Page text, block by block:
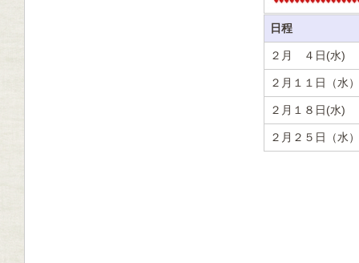
日程
２月 ４日(水)
２月１１日（水）
２月１８日(水)
２月２５日（水）